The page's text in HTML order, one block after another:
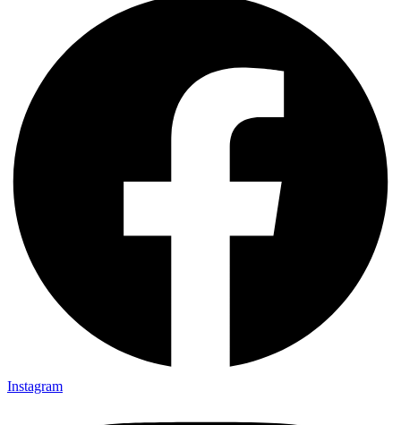
Instagram